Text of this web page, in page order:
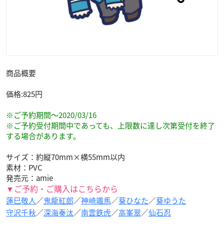
商品概要
価格:825円
※ご予約期間～2020/03/16
※ご予約受付期間中であっても、上限数に達し次第受付を終了
する場合があります。
サイズ：約縦70mm×横55mm以内
素材：PVC
発売元：amie
▼ご予約・ご購入はこちらから
蓮巳敬人／鬼龍紅郎／神崎颯馬／葵ひなた／葵ゆうた
守沢千秋／深海奏汰／南雲鉄虎／高峯翠／仙石忍